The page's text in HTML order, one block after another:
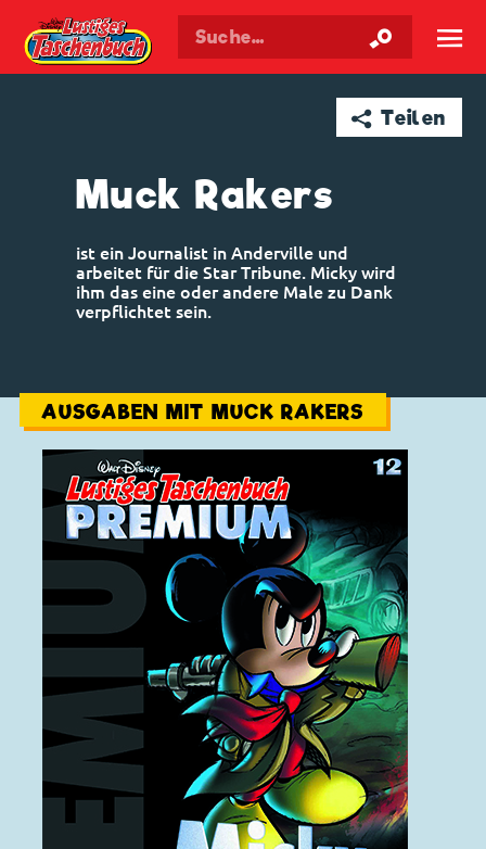
Walt Disneys Taschenbuch ☰
➦ Teilen
Muck Rakers
ist ein Journalist in Anderville und
arbeitet für die Star Tribune. Micky wird
ihm das eine oder andere Male zu Dank
verpflichtet sein.
AUSGABEN MIT MUCK RAKERS